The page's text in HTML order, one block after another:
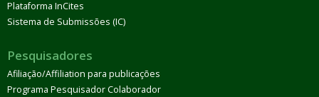
Plataforma InCites
Sistema de Submissões (IC)
Pesquisadores
Afiliação/Affiliation para publicações
Programa Pesquisador Colaborador